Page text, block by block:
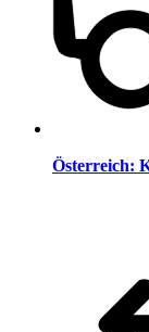
Österreich: